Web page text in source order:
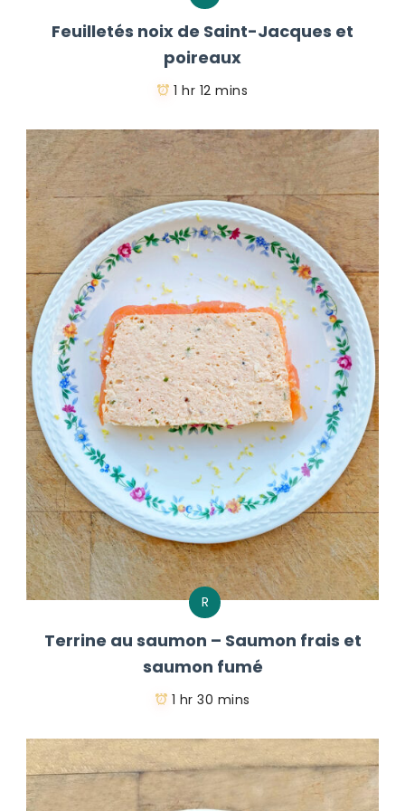
Feuilletés noix de Saint-Jacques et
poireaux
1 hr 12 mins
R
Terrine au saumon – Saumon frais et
saumon fumé
1 hr 30 mins